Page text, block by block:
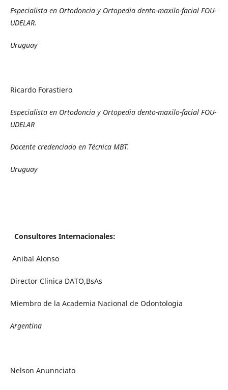
Especialista en Ortodoncia y Ortopedia dento-maxilo-facial FOU-
UDELAR.
Uruguay
Ricardo Forastiero
Especialista en Ortodoncia y Ortopedia dento-maxilo-facial FOU-
UDELAR
Docente credenciado en Técnica MBT.
Uruguay
Consultores Internacionales:
Anibal Alonso
Director Clinica DATO,BsAs
Miembro de la Academia Nacional de Odontologia
Argentina
Nelson Anunnciato